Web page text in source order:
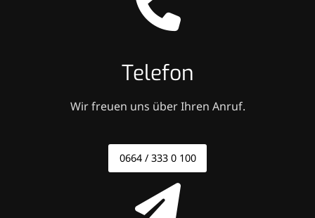
Telefon
Wir freuen uns über Ihren Anruf.
0664 / 333 0 100